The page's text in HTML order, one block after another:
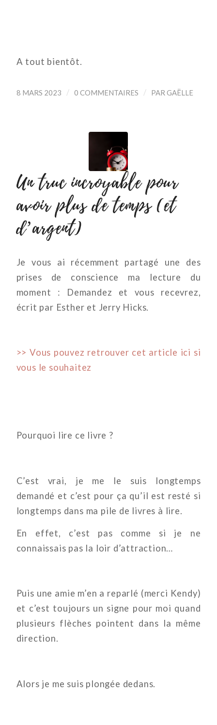
A tout bientôt.
8 MARS 2023 / 0 COMMENTAIRES / PAR GAËLLE
Un truc incroyable pour
avoir plus de temps (et
d’argent)
Je vous ai récemment partagé une des
prises de conscience ma lecture du
moment : Demandez et vous recevrez,
écrit par Esther et Jerry Hicks.
>> Vous pouvez retrouver cet article ici si
vous le souhaitez
Pourquoi lire ce livre ?
C’est vrai, je me le suis longtemps
demandé et c’est pour ça qu’il est resté si
longtemps dans ma pile de livres à lire.
En effet, c’est pas comme si je ne
connaissais pas la loir d’attraction…
Puis une amie m’en a reparlé (merci Kendy)
et c’est toujours un signe pour moi quand
plusieurs flèches pointent dans la même
direction.
Alors je me suis plongée dedans.